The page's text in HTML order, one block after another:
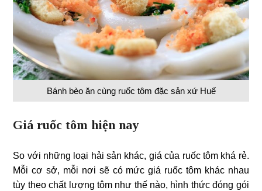
Bánh bèo ăn cùng ruốc tôm đặc sản xứ Huế
Giá ruốc tôm hiện nay
So với những loại hải sản khác, giá của ruốc tôm khá rẻ.
Mỗi cơ sở, mỗi nơi sẽ có mức giá ruốc tôm khác nhau
tùy theo chất lượng tôm như thế nào, hình thức đóng gói